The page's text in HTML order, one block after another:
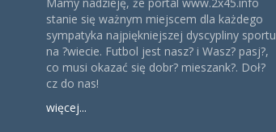
stanie się ważnym miejscem dla każdego
sympatyka najpiękniejszej dyscypliny sportu
na ?wiecie. Futbol jest nasz? i Wasz? pasj?,
co musi okazać się dobr? mieszank?. Doł?
cz do nas!
więcej...